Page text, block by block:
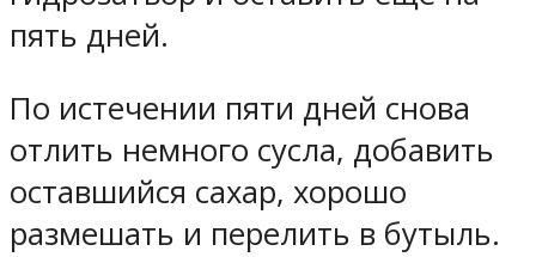
пять дней.
По истечении пяти дней снова
отлить немного сусла, добавить
оставшийся сахар, хорошо
размешать и перелить в бутыль.